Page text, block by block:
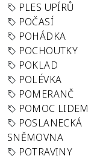
PLES UPÍRŮ
POČASÍ
POHÁDKA
POCHOUTKY
POKLAD
POLÉVKA
POMERANČ
POMOC LIDEM
POSLANECKÁ
SNĚMOVNA
POTRAVINY